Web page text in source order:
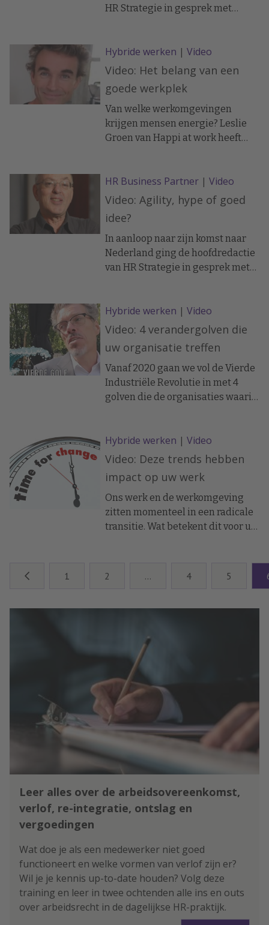
HR Strategie in gesprek met
organisatievragen. Mintzberg
doet een pleidooi voor
‘disorganization’; weg met
bestuurlijke lagen en strategische
planning. Hij zegt dat de échte
grote leiders zoals Steve Jobs
weten wat zich op de werkvloer
‘communityship'?
Hybride werken | Video
Video: Het belang van een
goede werkplek
Van welke werkomgevingen
krijgen mensen energie? Leslie
Groen van Happi at work heeft
event Tomorrow@work.
HR Business Partner | Video
Video: Agility, hype of goed
idee?
In aanloop naar zijn komst naar
Nederland ging de hoofdredactie
van HR Strategie in gesprek met
organisatievragen. Wat is
Mintzbergs visie op Agility? Is het
een hype of kunnen we hier als
organisatie écht iets bijzonders
mee bereiken? En wat als de
organisatie niet klein en
wendbaar is maar groot en log?
Hybride werken | Video
Video: 4 verandergolven die
uw organisatie treffen
Vanaf 2020 gaan we vol de Vierde
Industriële Revolutie in met 4
golven die de organisaties waarin
afkomen en wat betekent dit voor
uw werk? Leslie Groen van Happi
gesprek met Wim Davidse,
keynote speaker op het event
Tomorrow@work.
Hybride werken | Video
Video: Deze trends hebben
impact op uw werk
Ons werk en de werkomgeving
zitten momenteel in een radicale
transitie. Wat betekent dit voor uw
1 2 … 4 5
Leer alles over de arbeidsovereenkomst,
verlof, re-integratie, ontslag en
vergoedingen
Wat doe je als een medewerker niet goed
functioneert en welke vormen van verlof zijn er?
Wil je je kennis up-to-date houden? Volg deze
training en leer in twee ochtenden alle ins en outs
over arbeidsrecht in de dagelijkse HR-praktijk.